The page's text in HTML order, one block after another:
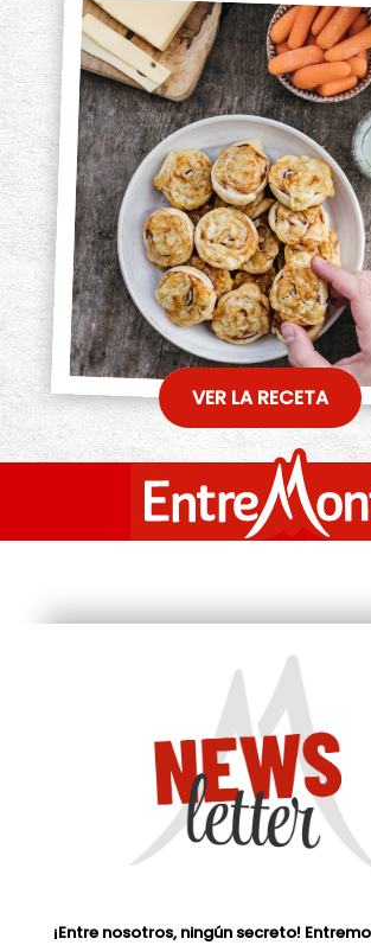
VER LA RECETA
¡Entre nosotros, ningún secreto!